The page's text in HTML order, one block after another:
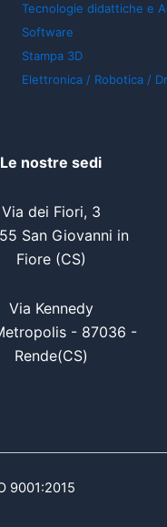
Tecnologie didattiche e
Software
Stampa 3D
Elettronica / Robotica /
Le nostre sedi
Via dei Fiori, 3
San Giovanni in
Fiore (CS)
Via Kennedy
- 87036 -
Rende(CS)
9001:2015